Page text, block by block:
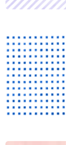
お寺
体調
（動
『限
で思
ペッ
んが